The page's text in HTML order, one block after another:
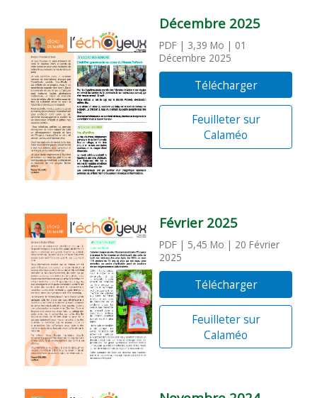
Décembre 2025
PDF | 3,39 Mo | 01
Décembre 2025
Télécharger
Feuilleter sur
Calaméo
Février 2025
PDF | 5,45 Mo | 20 Février
2025
Télécharger
Feuilleter sur
Calaméo